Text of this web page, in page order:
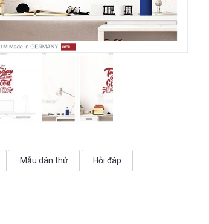
Mẫu dán thử Hỏi đáp